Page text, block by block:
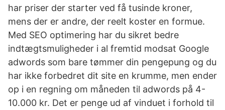
har priser der starter ved få tusinde kroner,
mens der er andre, der reelt koster en formue.
Med SEO optimering har du sikret bedre
indtægtsmuligheder i al fremtid modsat Google
adwords som bare tømmer din pengepung og du
har ikke forbedret dit site en krumme, men ender
op i en regning om måneden til adwords på 4-
10.000 kr. Det er penge ud af vinduet i forhold til